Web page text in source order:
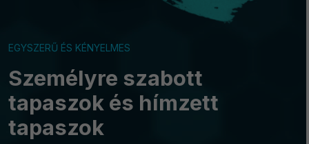
EGYSZERŰ ÉS KÉNYELMES
Személyre szabott
tapaszok és hímzett
tapaszok